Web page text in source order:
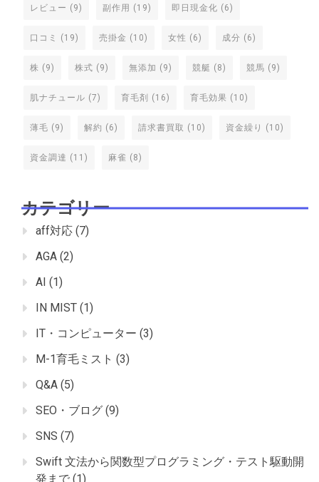
レビュー (9) 副作用 (19) 即日現金化 (6)
口コミ (19) 売掛金 (10) 女性 (6) 成分 (6)
株 (9) 株式 (9) 無添加 (9) 競艇 (8) 競馬 (9)
肌ナチュール (7) 育毛剤 (16) 育毛効果 (10)
薄毛 (9) 解約 (6) 請求書買取 (10) 資金繰り (10)
資金調達 (11) 麻雀 (8)
カテゴリー
aff対応 (7)
AGA (2)
AI (1)
IN MIST (1)
IT・コンピューター (3)
M-1育毛ミスト (3)
Q&A (5)
SEO・ブログ (9)
SNS (7)
Swift 文法から関数型プログラミング・テスト駆動開
発まで (1)